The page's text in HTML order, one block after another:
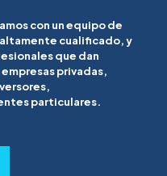
con un equipo de
cualificado, y
que dan
privadas,
particulares.